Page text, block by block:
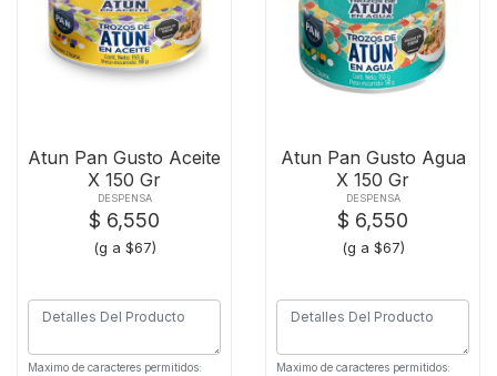
Atun Pan Gusto Aceite
X 150 Gr
DESPENSA
$ 6,550
(g a $67)
Maximo de caracteres permitidos:
Atun Pan Gusto Agua
X 150 Gr
DESPENSA
$ 6,550
(g a $67)
Maximo de caracteres permitidos: